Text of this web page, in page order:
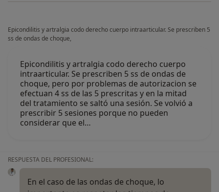
Epicondilitis y artralgia codo derecho cuerpo intraarticular. Se prescriben 5
ss de ondas de choque,
Epicondilitis y artralgia codo derecho cuerpo
intraarticular. Se prescriben 5 ss de ondas de
choque, pero por problemas de autorizacion se
efectuan 4 ss de las 5 prescritas y en la mitad
del tratamiento se saltó una sesión. Se volvió a
prescribir 5 sesiones porque no pueden
considerar que el…
RESPUESTA DEL PROFESIONAL:
En el caso de las ondas de choque, lo